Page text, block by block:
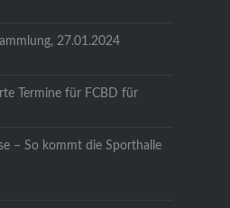
27.01.2024
Termine für FCBD für
– So kommt die Sporthalle